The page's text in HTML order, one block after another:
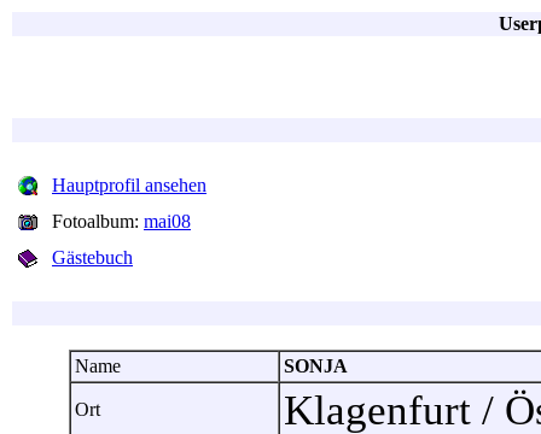
Hauptprofil ansehen
Fotoalbum: mai08
Gästebuch
Name SONJA
Ort Klagenfurt /